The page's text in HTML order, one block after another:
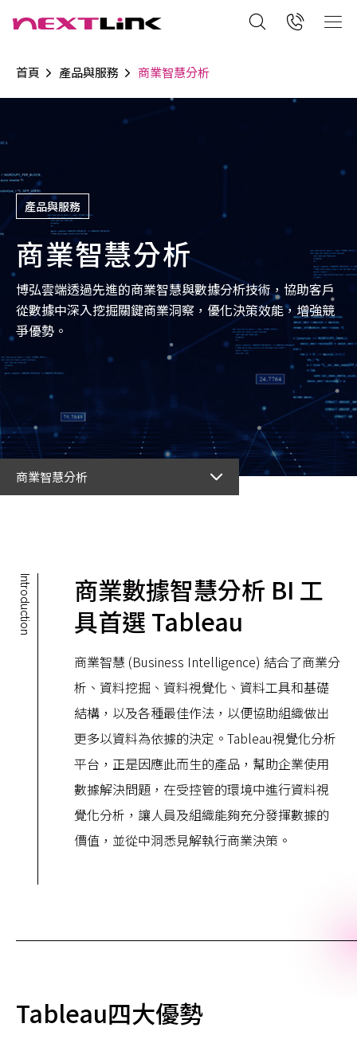
首頁 產品與服務 商業智慧分析
產品與服務
商業智慧分析
博弘雲端透過先進的商業智慧與數據分析技術，協助客戶
從數據中深入挖掘關鍵商業洞察，優化決策效能，增強競
爭優勢。
商業智慧分析
Introduction
商業數據智慧分析 BI 工
具首選 Tableau
商業智慧 (Business Intelligence) 結合了商業分
析、資料挖掘、資料視覺化、資料工具和基礎
結構，以及各種最佳作法，以便協助組織做出
更多以資料為依據的決定。Tableau視覺化分析
平台，正是因應此而生的產品，幫助企業使用
數據解決問題，在受控管的環境中進行資料視
覺化分析，讓人員及組織能夠充分發揮數據的
價值，並從中洞悉見解執行商業決策。
Tableau四大優勢